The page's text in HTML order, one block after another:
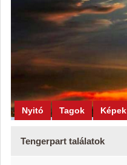
Nyitó Tagok Képek
Tengerpart találatok